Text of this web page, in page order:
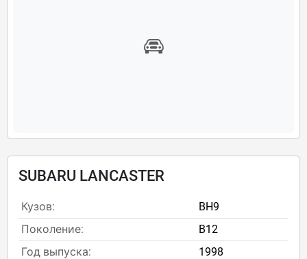
SUBARU LANCASTER
Кузов:
BH9
Поколение:
B12
Год выпуска:
1998